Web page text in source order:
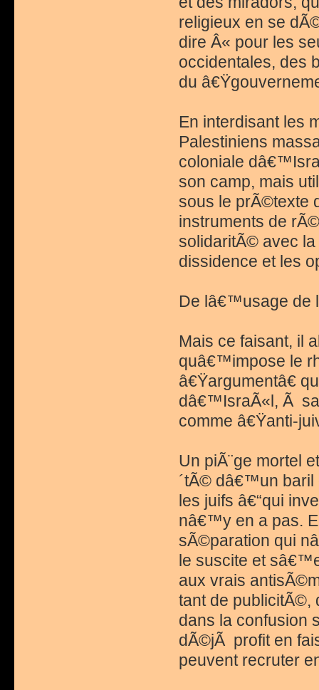
religieux en se
dire Â« pour les
occidentales, des
du
En interdisant les
Palestiniens
coloniale
son camp, mais
sous le prÃ©texte
instruments de
solidaritÃ© avec la
dissidence et les
De lâ€™usage de
Mais ce faisant, il
quâ€™impose le
â€Ÿargumentâ€
dâ€™IsraÃ«l, Ã
comme â€Ÿanti-
Un piÃ¨ge mortel
´tÃ© dâ€™un baril
les juifs â€“qui
nâ€™y en a pas.
sÃ©paration qui
le suscite et
aux vrais
tant de publicitÃ©,
dans la confusion
dÃ©jÃ profit en
peuvent recruter